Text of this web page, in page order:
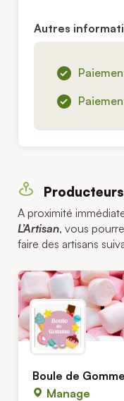
Autres
A proximité
L’Artisan, vous
faire des artisans
Boule de
Manage